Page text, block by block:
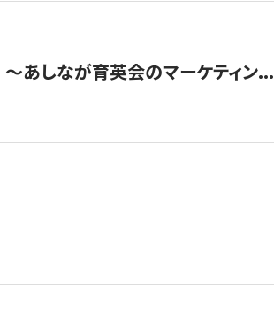
〜あしなが育英会のマーケティン...